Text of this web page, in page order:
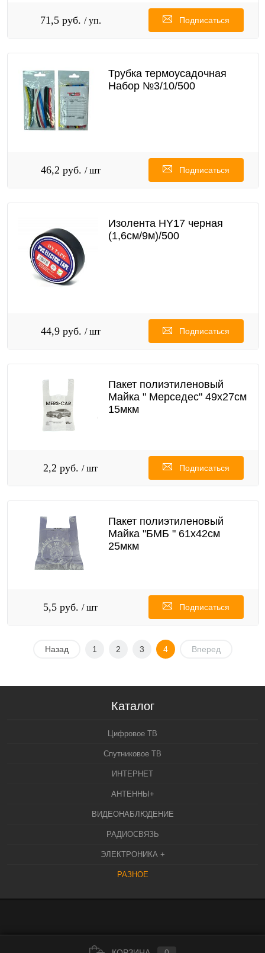
71,5 руб. / уп. Подписаться
Трубка термоусадочная
Набор №3/10/500
46,2 руб. / шт Подписаться
Изолента HY17 черная
(1,6см/9м)/500
44,9 руб. / шт Подписаться
Пакет полиэтиленовый
Майка " Мерседес" 49х27см
15мкм
2,2 руб. / шт Подписаться
Пакет полиэтиленовый
Майка "БМБ " 61х42см
25мкм
5,5 руб. / шт Подписаться
Назад 1 2 3 4 Вперед
Каталог
Цифровое ТВ
Спутниковое ТВ
ИНТЕРНЕТ
АНТЕННЫ+
ВИДЕОНАБЛЮДЕНИЕ
РАДИОСВЯЗЬ
ЭЛЕКТРОНИКА +
РАЗНОЕ